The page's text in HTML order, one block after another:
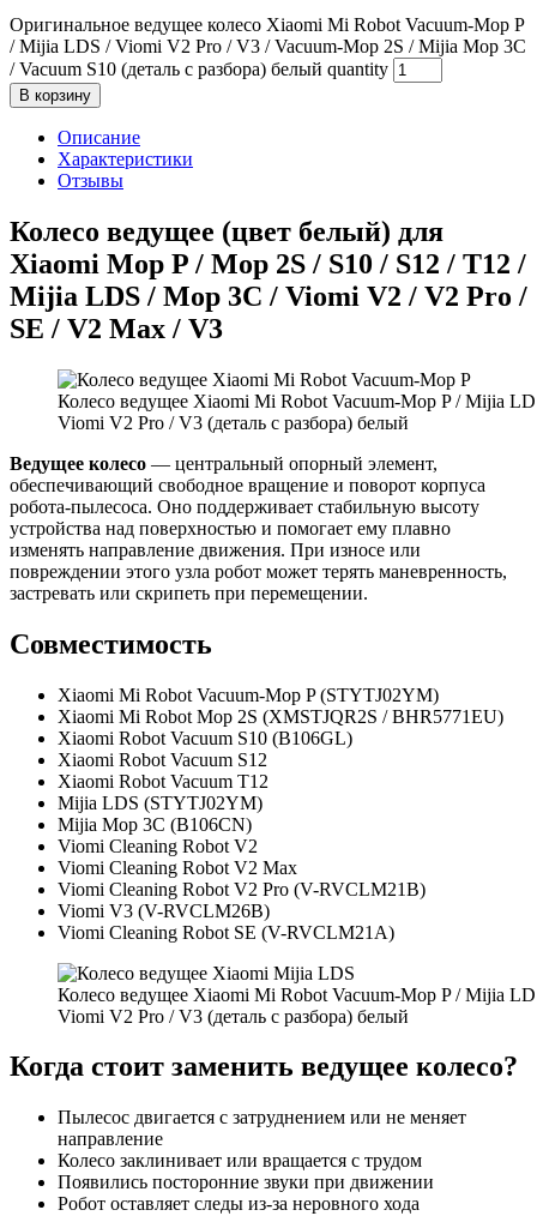
Оригинальное ведущее колесо Xiaomi Mi Robot Vacuum-Mop P
/ Mijia LDS / Viomi V2 Pro / V3 / Vacuum-Mop 2S / Mijia Mop 3C
/ Vacuum S10 (деталь с разбора) белый quantity
В корзину
Описание
Характеристики
Отзывы
Колесо ведущее (цвет белый) для
Xiaomi Mop P / Mop 2S / S10 / S12 / T12 /
Mijia LDS / Mop 3C / Viomi V2 / V2 Pro /
SE / V2 Max / V3
Колесо ведущее Xiaomi Mi Robot Vacuum-Mop P / Mijia
Viomi V2 Pro / V3 (деталь с разбора) белый
Ведущее колесо — центральный опорный элемент,
обеспечивающий свободное вращение и поворот корпуса
робота-пылесоса. Оно поддерживает стабильную высоту
устройства над поверхностью и помогает ему плавно
изменять направление движения. При износе или
повреждении этого узла робот может терять маневренность,
застревать или скрипеть при перемещении.
Совместимость
Xiaomi Mi Robot Vacuum-Mop P (STYTJ02YM)
Xiaomi Mi Robot Mop 2S (XMSTJQR2S / BHR5771EU)
Xiaomi Robot Vacuum S10 (B106GL)
Xiaomi Robot Vacuum S12
Xiaomi Robot Vacuum T12
Mijia LDS (STYTJ02YM)
Mijia Mop 3C (B106CN)
Viomi Cleaning Robot V2
Viomi Cleaning Robot V2 Max
Viomi Cleaning Robot V2 Pro (V-RVCLM21B)
Viomi V3 (V-RVCLM26B)
Viomi Cleaning Robot SE (V-RVCLM21A)
Колесо ведущее Xiaomi Mi Robot Vacuum-Mop P / Mijia
Viomi V2 Pro / V3 (деталь с разбора) белый
Когда стоит заменить ведущее колесо?
Пылесос двигается с затруднением или не меняет
направление
Колесо заклинивает или вращается с трудом
Появились посторонние звуки при движении
Робот оставляет следы из-за неровного хода